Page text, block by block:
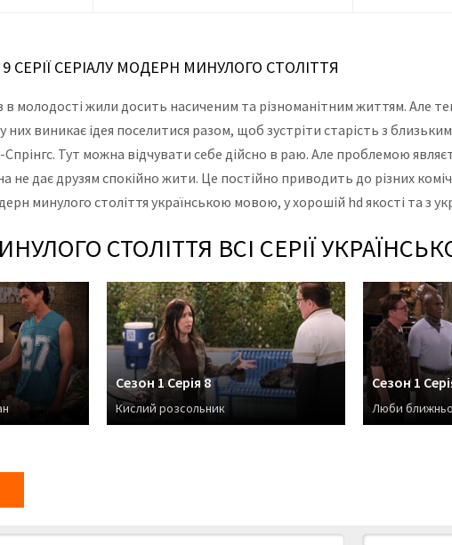
СЕРІЇ СЕРІАЛУ МОДЕРН МИНУЛОГО СТОЛІТТЯ
в молодості жили досить насиченим та різноманітним життям. Але
виникає ідея поселитися разом, щоб зустріти старість з
Тут можна відчувати себе дійсно в раю. Але проблемою
не дає друзям спокійно жити. Це постійно приводить до різних
минулого століття українською мовою, у хорошій hd якості та з
СТОЛІТТЯ ВСІ СЕРІЇ
Сезон 1 Серія 8
Кислий розсольник
Сезон 1
Люби